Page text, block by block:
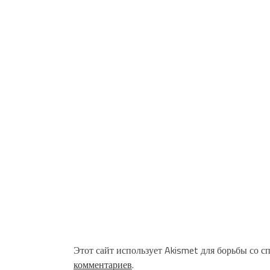
Этот сайт использует Akismet для борьбы со
комментариев.